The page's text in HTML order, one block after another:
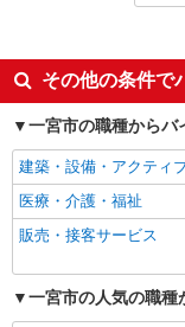
未経験歓迎
ボーナス・賞与あり
交通費支給
産休・育休取得実績あり
その他の条件で
一宮市の職種からバ
建築・設備・アクティ
医療・介護・福祉
販売・接客サービス
一宮市の人気の職種